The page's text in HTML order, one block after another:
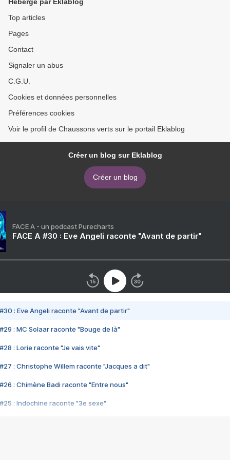
Top articles
Pages
Contact
Signaler un abus
C.G.U.
Cookies et données personnelles
Préférences cookies
Voir le profil de Chaussons verts sur le portail Eklablog
Créer un blog sur Eklablog
Créer un blog
FACE A - un podcast Purecharts
FACE A #30 : Eve Angeli raconte "Avant de partir"
#30 : Eve Angeli raconte "Avant de partir"
#29 : MC Solaar raconte "Bouge de là"
#28 : Lorie raconte "Je vais vite"
#27 : Christophe Willem raconte "Jacques a dit"
#26 : Chimène Badi raconte "Entre nous"
#25 : Indochine raconte "3e sexe"